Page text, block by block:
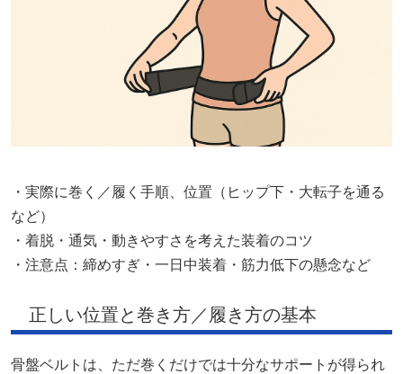
・実際に巻く／履く手順、位置（ヒップ下・大転子を通る
など）
・着脱・通気・動きやすさを考えた装着のコツ
・注意点：締めすぎ・一日中装着・筋力低下の懸念など
正しい位置と巻き方／履き方の基本
骨盤ベルトは、ただ巻くだけでは十分なサポートが得られ